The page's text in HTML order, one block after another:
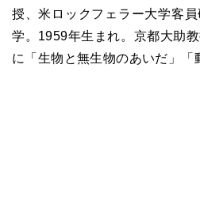
授、米ロックフェラー大学客
学。1959年生まれ。京都大助
に「生物と無生物のあいだ」「